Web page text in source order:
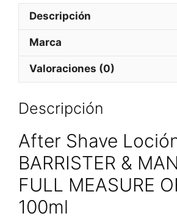
Descripción
Marca
Valoraciones (0)
Descripción
After Shave
BARRISTER &
FULL MEASURE
100ml